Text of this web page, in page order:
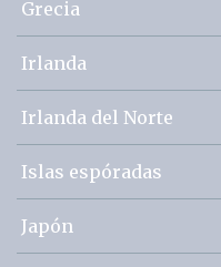
Grecia
Irlanda
Irlanda del Norte
Islas espóradas
Japón